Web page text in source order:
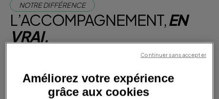
NOTRE DIFFÉRENCE
L’ACCOMPAGNEMENT,EN
VRAI.
Rencontre quelques uns de nos 800 coachs,
présents en salle pour t'aider à atteindre tes
objectifs !
SPÉCIALITÉ
Améliorez votre expérience
grâce aux cookies
Continuer sans accepter